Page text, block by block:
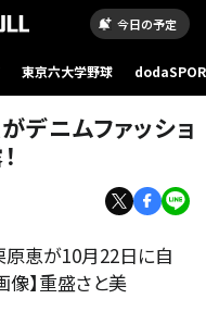
今日の予定
東京六大学野球
デニムファッショ
恵が10月22日に自
像】重盛さと美